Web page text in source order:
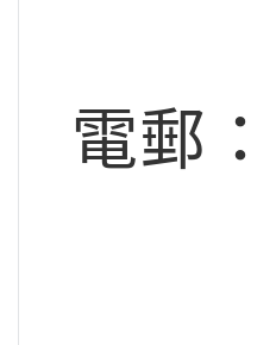
電郵：